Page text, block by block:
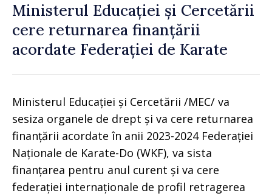
Ministerul Educației și Cercetării
cere returnarea finanțării
acordate Federației de Karate
Ministerul Educației și Cercetării /MEC/ va
sesiza organele de drept și va cere returnarea
finanțării acordate în anii 2023-2024 Federației
Naționale de Karate-Do (WKF), va sista
finanțarea pentru anul curent și va cere
federației internaționale de profil retragerea